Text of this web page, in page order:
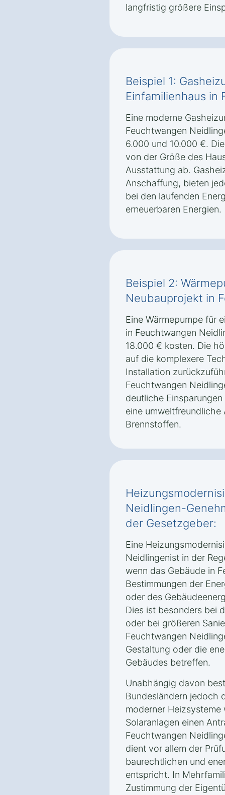
langfristig größere
Beispiel 1:
Einfamilienhaus in
Eine moderne
Feuchtwangen
6.000 und 10.000 €.
von der Größe des
Ausstattung ab.
Anschaffung, bieten
bei den laufenden
erneuerbaren Energien.
Beispiel 2:
Neubauprojekt in
Eine Wärmepumpe für
in Feuchtwangen
18.000 € kosten. Die
auf die komplexere
Installation
Feuchtwangen
deutliche
eine
Brennstoffen.
Neidlingen-
der Gesetzgeber:
Eine
Neidlingenist in der
wenn das Gebäude in
Bestimmungen der
oder des
Dies ist besonders bei
oder bei größeren
Feuchtwangen
Gestaltung oder die
Gebäudes betreffen.
Unabhängig davon
Bundesländern jedoch
moderner Heizsysteme
Solaranlagen einen
Feuchtwangen
dient vor allem der
baurechtlichen und
entspricht. In
Zustimmung der